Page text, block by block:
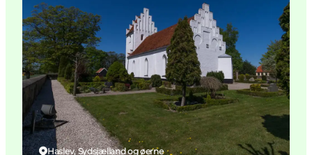
Oplev
Byer og steder
Events
Spis
Overnat
Planlæg din tur
Haslev, Sydsjælland og øerne